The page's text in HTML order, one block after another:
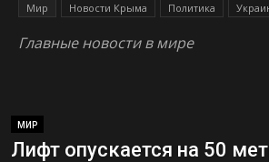
Мир Новости Крыма Политика
Главные новости в мире
МИР
Лифт опускается на 50